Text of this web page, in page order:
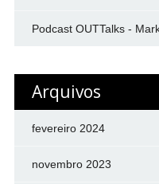
Podcast OUTTalks -
Arquivos
fevereiro 2024
novembro 2023